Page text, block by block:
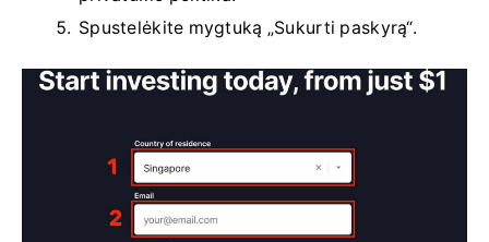
Spustelėkite mygtuką „Sukurti paskyrą“.